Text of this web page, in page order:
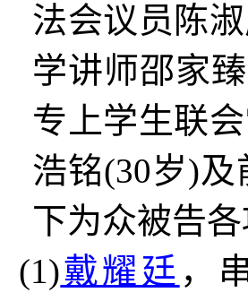
法会议员陈
学讲师邵家臻
专上学生联
浩铭(30岁)及
下为众被告
(1)戴耀廷 ，